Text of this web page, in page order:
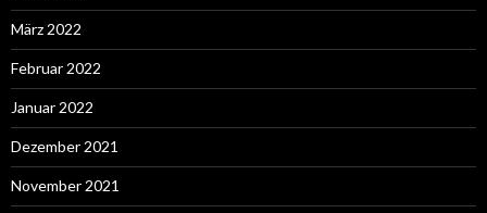
März 2022
Februar 2022
Januar 2022
Dezember 2021
November 2021